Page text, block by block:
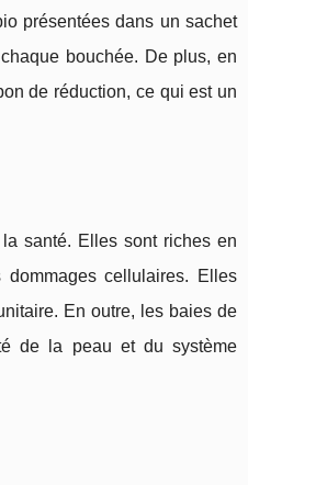
présentées dans un sachet
bouchée. De plus, en
de réduction, ce qui est un
santé. Elles sont riches en
cellulaires. Elles
En outre, les baies de
de la peau et du système